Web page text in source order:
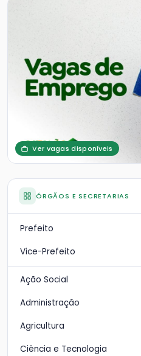
Ver vagas disponíveis
ÓRGÃOS E SECRETARIAS
Prefeito
Vice-Prefeito
Ação Social
Administração
Agricultura
Ciência e Tecnologia